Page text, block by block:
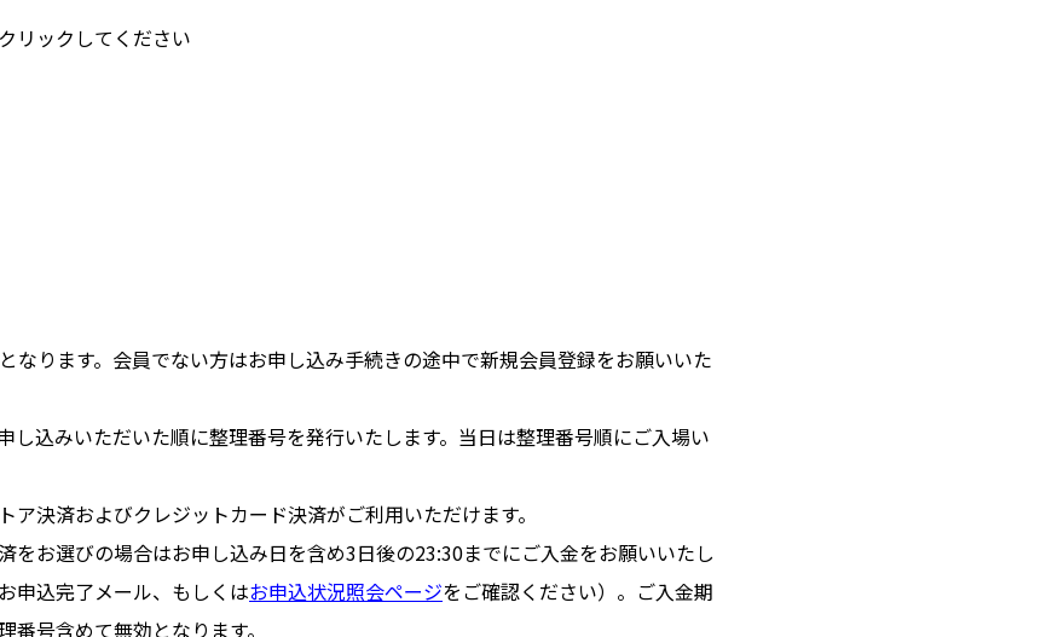
リックしてください
なります。会員でない方はお申し込み手続きの途中で新規会員登録をお願いいた
し込みいただいた順に整理番号を発行いたします。当日は整理番号順にご入場い
ア決済およびクレジットカード決済がご利用いただけます。
をお選びの場合はお申し込み日を含め3日後の23:30までにご入金をお願いいたし
申込完了メール、もしくはお申込状況照会ページをご確認ください）。ご入金期
号含めて無効となります。